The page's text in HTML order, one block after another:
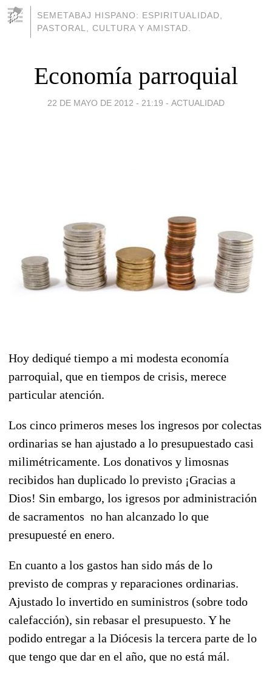
SEMETABAJ HISPANO: ESPIRITUALIDAD,
PASTORAL, CULTURA Y AMISTAD.
Economía parroquial
22 DE MAYO DE 2012 - 21:19 - ACTUALIDAD
Hoy dediqué tiempo a mi modesta economía
parroquial, que en tiempos de crisis, merece
particular atención.
Los cinco primeros meses los ingresos por colectas
ordinarias se han ajustado a lo presupuestado casi
milimétricamente. Los donativos y limosnas
recibidos han duplicado lo previsto ¡Gracias a
Dios! Sin embargo, los igresos por administración
de sacramentos no han alcanzado lo que
presupuesté en enero.
En cuanto a los gastos han sido más de lo
previsto de compras y reparaciones ordinarias.
Ajustado lo invertido en suministros (sobre todo
calefacción), sin rebasar el presupuesto. Y he
podido entregar a la Diócesis la tercera parte de lo
que tengo que dar en el año, que no está mál.